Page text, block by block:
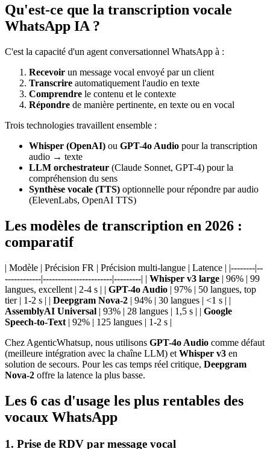
Qu'est-ce que la transcription vocale
WhatsApp IA ?
C'est la capacité d'un agent conversationnel WhatsApp à :
Recevoir un message vocal envoyé par un client
Transcrire automatiquement l'audio en texte
Comprendre le contenu et le contexte
Répondre de manière pertinente, en texte ou en vocal
Trois technologies travaillent ensemble :
Whisper (OpenAI) ou GPT-4o Audio pour la transcription
audio → texte
LLM orchestrateur (Claude Sonnet, GPT-4) pour la
compréhension du sens
Synthèse vocale (TTS) optionnelle pour répondre par audio
(ElevenLabs, OpenAI TTS)
Les modèles de transcription en 2026 :
comparatif
| Modèle | Précision FR | Précision multi-langue | Latence | |--------|--
------------|-----------------------|---------| | Whisper v3 large | 96% | 99
langues, excellent | 2-4 s | | GPT-4o Audio | 97% | 50 langues, top
tier | 1-2 s | | Deepgram Nova-2 | 94% | 30 langues | <1 s | |
AssemblyAI Universal | 93% | 28 langues | 1,5 s | | Google
Speech-to-Text | 92% | 125 langues | 1-2 s |
Chez AgenticWhatsup, nous utilisons GPT-4o Audio comme défaut
(meilleure intégration avec la chaîne LLM) et Whisper v3 en
solution de secours. Pour les cas temps réel critique, Deepgram
Nova-2 offre la latence la plus basse.
Les 6 cas d'usage les plus rentables des
vocaux WhatsApp
1. Prise de RDV par message vocal